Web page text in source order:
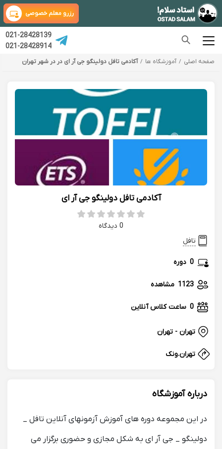
رزرو معلم خصوصی
021-28428139
021-28428914
صفحه اصلی آموزشگاه ها آکادمی تافل دولینگو جی آر ای در در شهر تهران
آکادمی تافل دولینگو جی آر ای
0 دیدگاه
تافل
0 دوره
1123 مشاهده
0 ساعت کلاس آنلاین
تهران - تهران
تهران.ونک
درباره آموزشگاه
در این مجموعه دوره های آموزش آزمونهای آنلاین تافل _
دولینگو _ جی آر ای به شکل مجازی و حضوری برگزار می